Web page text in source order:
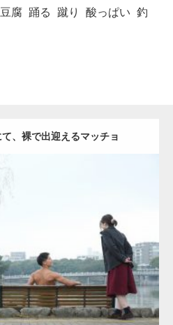
豆腐 踊る 蹴り 酸っぱい 釣
、裸で出迎えるマッチョ
AKIHITO(細マッチョ) 背中